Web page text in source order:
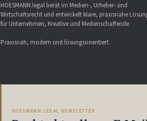
HOESMANN.legal berät im Medien-, Urheber- und
Wirtschaftsrecht und entwickelt klare, praxisnahe
für Unternehmen, Kreative und Medienschaffende.
Praxisnah, modern und lösungsorientiert.
HOESMANN.LEGAL NEWSLETTER